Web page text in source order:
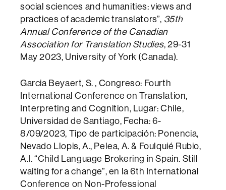
social sciences and humanities: views and
practices of academic translators”, 35th
Annual Conference of the Canadian
Association for Translation Studies, 29-31
May 2023, University of York (Canada).
Garcia Beyaert, S. , Congreso: Fourth
International Conference on Translation,
Interpreting and Cognition, Lugar: Chile,
Universidad de Santiago, Fecha: 6-
8/09/2023, Tipo de participación: Ponencia,
Nevado Llopis, A., Pelea, A. & Foulquié Rubio,
A.I. “Child Language Brokering in Spain. Still
waiting for a change”, en la 6th International
Conference on Non-Professional